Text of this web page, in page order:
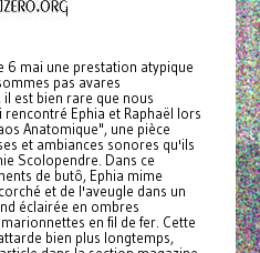
6 mai une prestation atypique
pas avares
est bien rare que nous
Ephia et Raphaël lors
Anatomique", une pièce
et ambiances sonores qu'ils
Scolopendre. Dans ce
de butô, Ephia mime
et de l'aveugle dans un
éclairée en ombres
en fil de fer. Cette
bien plus longtemps,